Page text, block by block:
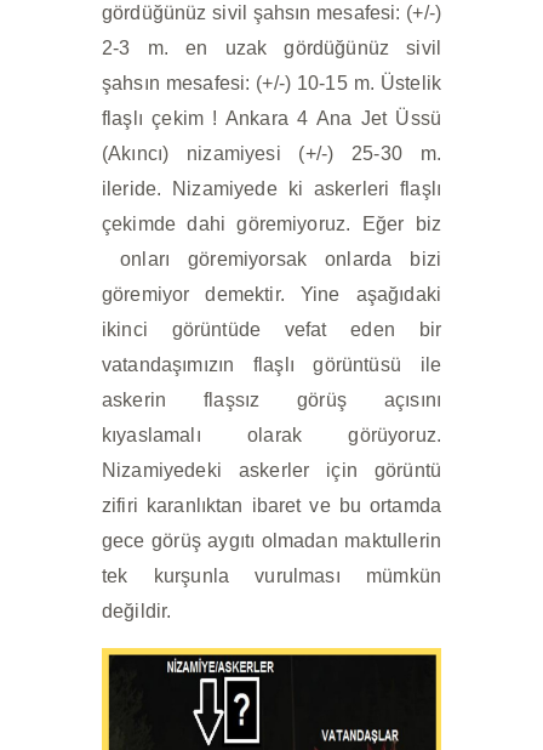
gördüğünüz sivil şahsın mesafesi: (+/-)
2-3 m. en uzak gördüğünüz sivil
şahsın mesafesi: (+/-) 10-15 m. Üstelik
flaşlı çekim ! Ankara 4 Ana Jet Üssü
(Akıncı) nizamiyesi (+/-) 25-30 m.
ileride. Nizamiyede ki askerleri flaşlı
çekimde dahi göremiyoruz. Eğer biz
onları göremiyorsak onlarda bizi
göremiyor demektir. Yine aşağıdaki
ikinci görüntüde vefat eden bir
vatandaşımızın flaşlı görüntüsü ile
askerin flaşsız görüş açısını
kıyaslamalı olarak görüyoruz.
Nizamiyedeki askerler için görüntü
zifiri karanlıktan ibaret ve bu ortamda
gece görüş aygıtı olmadan maktullerin
tek kurşunla vurulması mümkün
değildir.